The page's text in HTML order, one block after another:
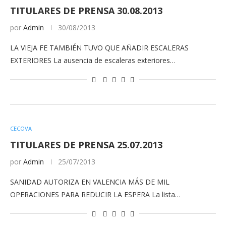
TITULARES DE PRENSA 30.08.2013
por Admin 30/08/2013
LA VIEJA FE TAMBIÉN TUVO QUE AÑADIR ESCALERAS
EXTERIORES La ausencia de escaleras exteriores…
CECOVA
TITULARES DE PRENSA 25.07.2013
por Admin 25/07/2013
SANIDAD AUTORIZA EN VALENCIA MÁS DE MIL
OPERACIONES PARA REDUCIR LA ESPERA La lista…